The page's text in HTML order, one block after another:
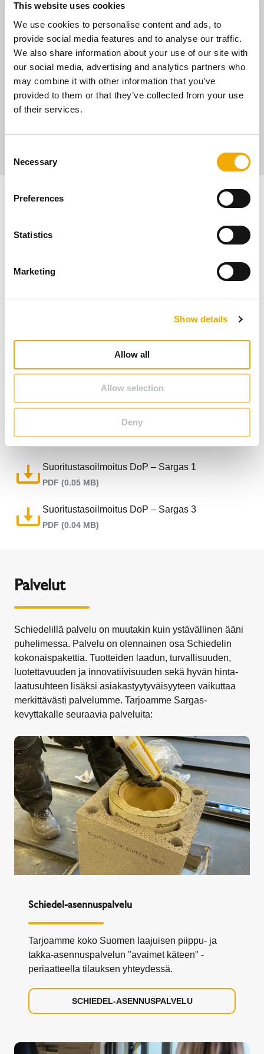
This website uses cookies
We use cookies to personalise content and ads, to
provide social media features and to analyse our traffic.
We also share information about your use of our site with
our social media, advertising and analytics partners who
may combine it with other information that you’ve
provided to them or that they’ve collected from your use
of their services.
Necessary
Preferences
Statistics
Marketing
Show details
Allow all
Allow selection
Deny
Ecodesign mukainen
Energiatehokas – vähemmän puuta, enemmän
lämpöä
Vähäpäästöinen – huoneilma pysyy puhtaampana
Nopea ja helppo asentaa
Saumaton yhteys hormiin – varma paloturvallisuus
Integroidulla paloilmaliitännällä varustettu
3-mallissa laaja tulinäkyvyys sivuikkunoista
Ladattavat tiedostot
PDF (0.88 MB)
Tuote-esite – Sargas 1
Produktbroschyr – Sargas 1
Produktbroschyr – Sargas 3
PDF (0.06 MB)
Suoritustasoilmoitus DoP – Sargas 1
PDF (0.05 MB)
Suoritustasoilmoitus DoP – Sargas 3
PDF (0.04 MB)
Palvelut
Schiedelillä palvelu on muutakin kuin ystävällinen ääni
puhelimessa. Palvelu on olennainen osa Schiedelin
kokonaispakettia. Tuotteiden laadun, turvallisuuden,
luotettavuuden ja innovatiivisuuden sekä hyvän hinta-
laatusuhteen lisäksi asiakastyytyväisyyteen vaikuttaa
merkittävästi palvelumme. Tarjoamme Sargas-
kevyttakalle seuraavia palveluita:
Schiedel-asennuspalvelu
Tarjoamme koko Suomen laajuisen piippu- ja
takka-asennuspalvelun "avaimet käteen" -
periaatteella tilauksen yhteydessä.
SCHIEDEL-ASENNUSPALVELU